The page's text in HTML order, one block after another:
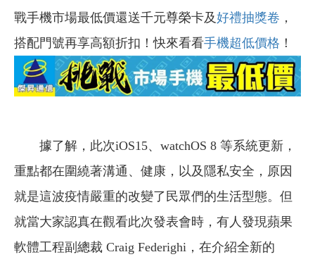
戰手機市場最低價還送千元尊榮卡及好禮抽獎卷 ，
搭配門號再享高額折扣！快來看看手機超低價格 ！
據了解，此次iOS15、watchOS 8 等系統更新，
重點都在圍繞著溝通、健康，以及隱私安全，原因
就是這波疫情嚴重的改變了民眾們的生活型態。但
就當大家認真在觀看此次發表會時，有人發現蘋果
軟體工程副總裁 Craig Federighi，在介紹全新的